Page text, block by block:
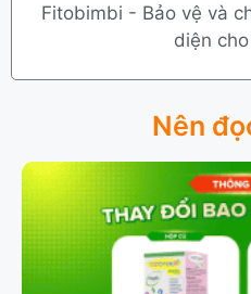
Fitobimbi - Bảo vệ và
diện
Nên